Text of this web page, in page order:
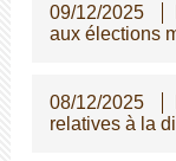
09/12/2025
aux élections
08/12/2025
relatives à la